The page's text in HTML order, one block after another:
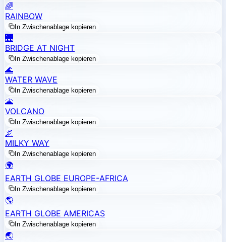
🌈
RAINBOW
In Zwischenablage kopieren
🌉
BRIDGE AT NIGHT
In Zwischenablage kopieren
🌊
WATER WAVE
In Zwischenablage kopieren
🌋
VOLCANO
In Zwischenablage kopieren
🌌
MILKY WAY
In Zwischenablage kopieren
🌍
EARTH GLOBE EUROPE-AFRICA
In Zwischenablage kopieren
🌎
EARTH GLOBE AMERICAS
In Zwischenablage kopieren
🌏